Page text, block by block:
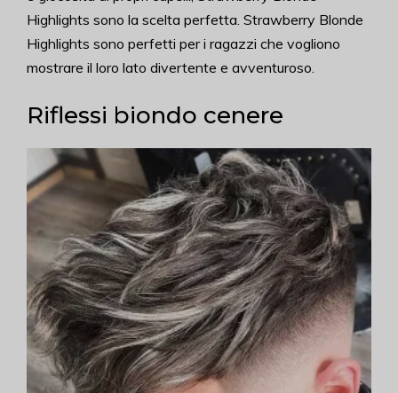
Highlights sono la scelta perfetta. Strawberry Blonde
Highlights sono perfetti per i ragazzi che vogliono
mostrare il loro lato divertente e avventuroso.
Riflessi biondo cenere